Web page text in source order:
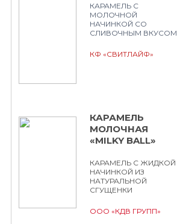
КАРАМЕЛЬ С
МОЛОЧНОЙ
НАЧИНКОЙ СО
СЛИВОЧНЫМ ВКУСОМ
КФ «СВИТЛАЙФ»
КАРАМЕЛЬ
МОЛОЧНАЯ
«MILKY BALL»
КАРАМЕЛЬ С ЖИДКОЙ
НАЧИНКОЙ ИЗ
НАТУРАЛЬНОЙ
СГУЩЕНКИ
ООО «КДВ ГРУПП»